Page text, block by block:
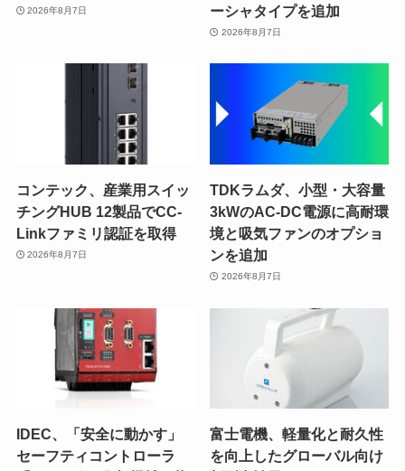
2026年8月7日 ーシャタイプを追加
2026年8月7日
コンテック、産業用スイッ
チングHUB 12製品でCC-
Linkファミリ認証を取得
2026年8月7日
TDKラムダ、小型・大容量
3kWのAC-DC電源に高耐環
境と吸気ファンのオプショ
ンを追加
2026年8月7日
IDEC、「安全に動かす」
セーフティコントローラ
富士電機、軽量化と耐久性
を向上したグローバル向け